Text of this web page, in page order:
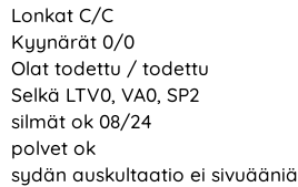
Lonkat C/C
Kyynärät 0/0
Olat todettu / todettu
Selkä LTV0, VA0, SP2
silmät ok 08/24
polvet ok
sydän auskultaatio ei sivuääniä